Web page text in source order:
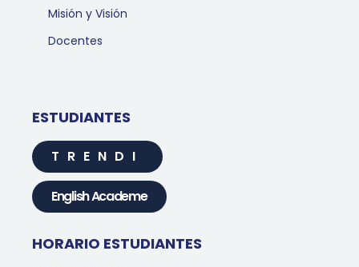
Misión y Visión
Docentes
ESTUDIANTES
TRENDI
English Academe
HORARIO ESTUDIANTES